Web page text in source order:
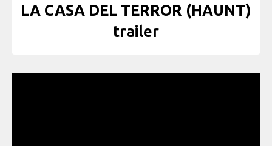
LA CASA DEL TERROR (HAUNT)
trailer